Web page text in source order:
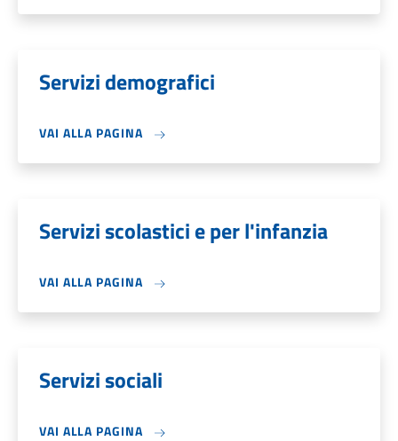
Servizi demografici
VAI ALLA PAGINA
Servizi scolastici e per l'infanzia
VAI ALLA PAGINA
Servizi sociali
VAI ALLA PAGINA